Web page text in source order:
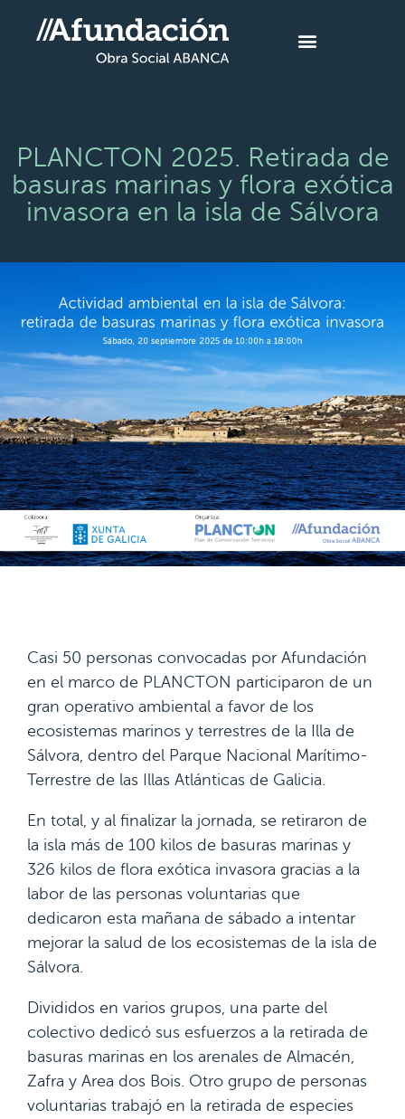
PLANCTON 2025. Retirada de
basuras marinas y flora exótica
invasora en la isla de Sálvora
Casi 50 personas convocadas por Afundación
en el marco de PLANCTON participaron de un
gran operativo ambiental a favor de los
ecosistemas marinos y terrestres de la Illa de
Sálvora, dentro del Parque Nacional Marítimo-
Terrestre de las Illas Atlánticas de Galicia.
En total, y al finalizar la jornada, se retiraron de
la isla más de 100 kilos de basuras marinas y
326 kilos de flora exótica invasora gracias a la
labor de las personas voluntarias que
dedicaron esta mañana de sábado a intentar
mejorar la salud de los ecosistemas de la isla de
Sálvora.
Divididos en varios grupos, una parte del
colectivo dedicó sus esfuerzos a la retirada de
basuras marinas en los arenales de Almacén,
Zafra y Area dos Bois. Otro grupo de personas
voluntarias trabajó en la retirada de especies